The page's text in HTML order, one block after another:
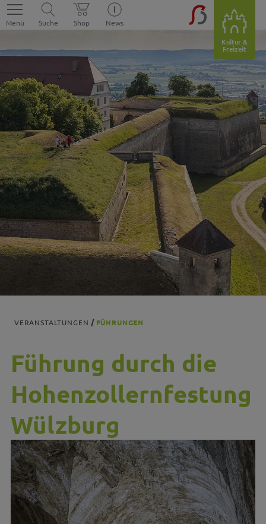
Menü Suche Shop
News
Kultur &
Freizeit
VERANSTALTUNGEN FÜHRUNGEN
Führung durch die
Hohenzollernfestung
Wülzburg